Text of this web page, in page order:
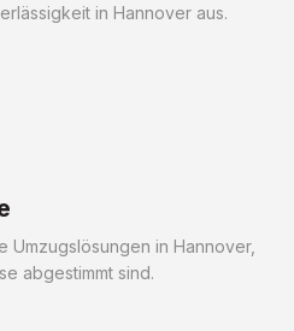
in Hannover aus.
in Hannover,
abgestimmt sind.